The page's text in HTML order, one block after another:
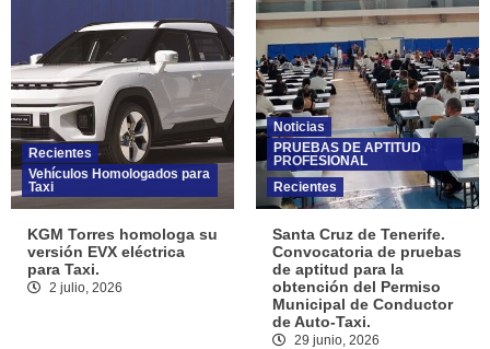
Recientes
Vehículos Homologados para
Taxi
KGM Torres homologa su
versión EVX eléctrica
para Taxi.
2 julio, 2026
Noticias
PRUEBAS DE APTITUD
PROFESIONAL
Recientes
Santa Cruz de Tenerife.
Convocatoria de pruebas
de aptitud para la
obtención del Permiso
Municipal de Conductor
de Auto-Taxi.
29 junio, 2026